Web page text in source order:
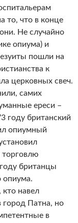
то, что в конце
Не случайно
опиума) и
пошли на
к
церковных свеч.
самих
ереси –
году британский
опиумный
британцы
опиума.
навел
город Патна, но
в